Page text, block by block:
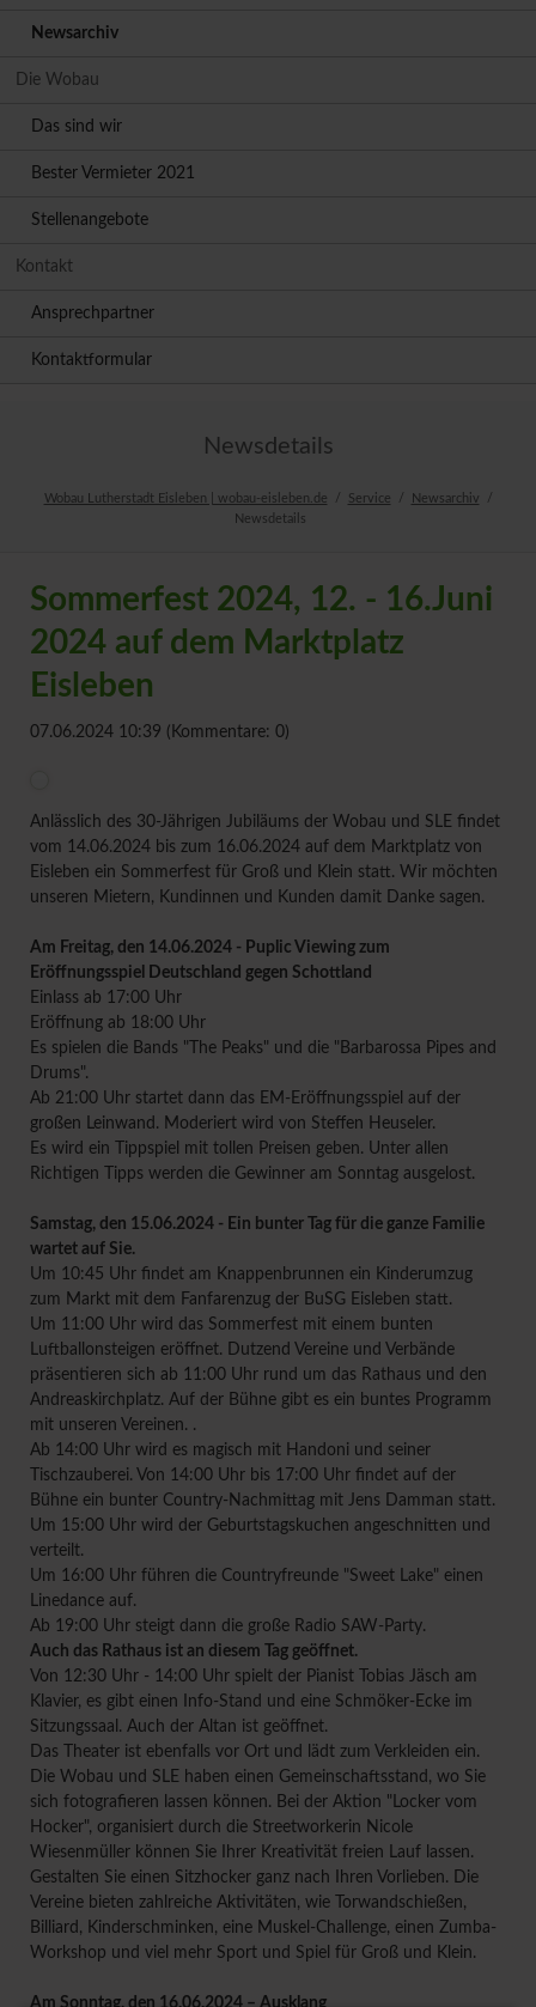
Newsarchiv
Die Wobau
Das sind wir
Bester Vermieter 2021
Stellenangebote
Kontakt
Ansprechpartner
Kontaktformular
Newsdetails
Wobau Lutherstadt Eisleben | wobau-eisleben.de Service
Newsarchiv
Newsdetails
Sommerfest 2024, 12. - 16.Juni
2024 auf dem Marktplatz
Eisleben
07.06.2024 10:39 (Kommentare: 0)
Anlässlich des 30-Jährigen Jubiläums der Wobau und SLE findet
vom 14.06.2024 bis zum 16.06.2024 auf dem Marktplatz von
Eisleben ein Sommerfest für Groß und Klein statt. Wir möchten
unseren Mietern, Kundinnen und Kunden damit Danke sagen.
Am Freitag, den 14.06.2024 - Puplic Viewing zum
Eröffnungsspiel Deutschland gegen Schottland
Einlass ab 17:00 Uhr
Eröffnung ab 18:00 Uhr
Es spielen die Bands "The Peaks" und die "Barbarossa Pipes and
Drums".
Ab 21:00 Uhr startet dann das EM-Eröffnungsspiel auf der
großen Leinwand. Moderiert wird von Steffen Heuseler.
Es wird ein Tippspiel mit tollen Preisen geben. Unter allen
Richtigen Tipps werden die Gewinner am Sonntag ausgelost.
Samstag, den 15.06.2024 - Ein bunter Tag für die ganze Familie
wartet auf Sie.
Um 10:45 Uhr findet am Knappenbrunnen ein Kinderumzug
zum Markt mit dem Fanfarenzug der BuSG Eisleben statt.
Um 11:00 Uhr wird das Sommerfest mit einem bunten
Luftballonsteigen eröffnet. Dutzend Vereine und Verbände
präsentieren sich ab 11:00 Uhr rund um das Rathaus und den
Andreaskirchplatz. Auf der Bühne gibt es ein buntes Programm
mit unseren Vereinen. .
Ab 14:00 Uhr wird es magisch mit Handoni und seiner
Tischzauberei. Von 14:00 Uhr bis 17:00 Uhr findet auf der
Bühne ein bunter Country-Nachmittag mit Jens Damman statt.
Um 15:00 Uhr wird der Geburtstagskuchen angeschnitten und
verteilt.
Um 16:00 Uhr führen die Countryfreunde "Sweet Lake" einen
Linedance auf.
Ab 19:00 Uhr steigt dann die große Radio SAW-Party.
Auch das Rathaus ist an diesem Tag geöffnet.
Von 12:30 Uhr - 14:00 Uhr spielt der Pianist Tobias Jäsch am
Klavier, es gibt einen Info-Stand und eine Schmöker-Ecke im
Sitzungssaal. Auch der Altan ist geöffnet.
Das Theater ist ebenfalls vor Ort und lädt zum Verkleiden ein.
Die Wobau und SLE haben einen Gemeinschaftsstand, wo Sie
sich fotografieren lassen können. Bei der Aktion "Locker vom
Hocker", organisiert durch die Streetworkerin Nicole
Wiesenmüller können Sie Ihrer Kreativität freien Lauf lassen.
Gestalten Sie einen Sitzhocker ganz nach Ihren Vorlieben. Die
Vereine bieten zahlreiche Aktivitäten, wie Torwandschießen,
Billiard, Kinderschminken, eine Muskel-Challenge, einen Zumba-
Workshop und viel mehr Sport und Spiel für Groß und Klein.
Am Sonntag, den 16.06.2024 – Ausklang